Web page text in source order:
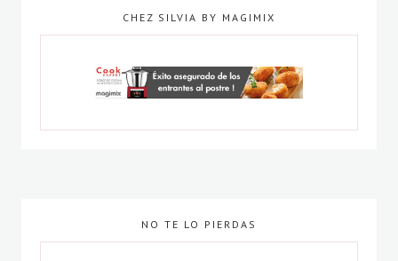
CHEZ SILVIA BY MAGIMIX
NO TE LO PIERDAS